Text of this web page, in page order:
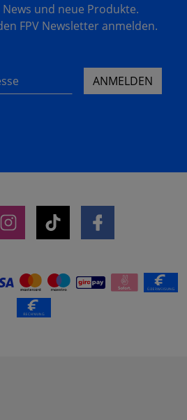
und neue Produkte.
FPV Newsletter anmelden.
ANMELDEN